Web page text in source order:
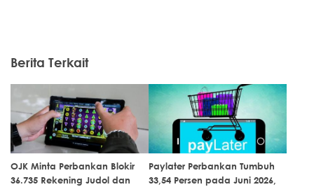
Berita Terkait
OJK Minta Perbankan Blokir
36.735 Rekening Judol dan
Paylater Perbankan Tumbuh
33,54 Persen pada Juni 2026,